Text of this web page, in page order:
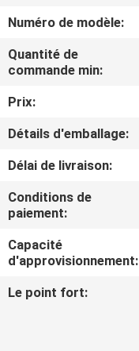
VISITE
L'USINE
CONTRÔLE
DE
LA
QUALITÉ
NOUS
Numéro de modèle:
Quantité de
commande min:
Prix:
Détails d'emballage:
Délai de livraison:
Conditions de
paiement:
Capacité
d'approvisionnement:
Le point fort: